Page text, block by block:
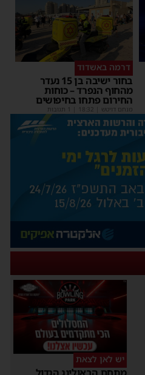
דרמה באשדוד
בחור ישיבה בן 15 נעדר
מהחוף הנפרד – כוחות
החירום פתחו בחיפושים
מנחם דויטש 18:32
יש לאן לצאת